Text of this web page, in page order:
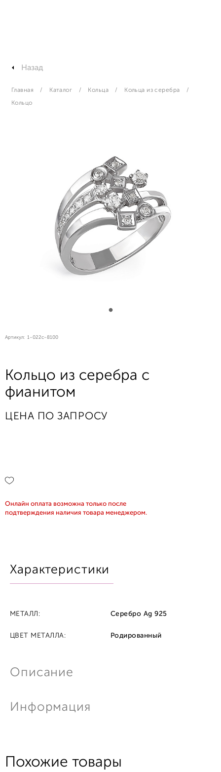
Назад
Главная Каталог Кольца Кольца из серебра
Кольцо
Артикул: 1-022с-8100
Кольцо из серебра с
фианитом
ЦЕНА ПО ЗАПРОСУ
Онлайн оплата возможна только после
подтверждения наличия товара менеджером.
Характеристики
Описание
Информация
МЕТАЛЛ: Серебро Ag 925
ЦВЕТ МЕТАЛЛА: Родированный
Похожие товары